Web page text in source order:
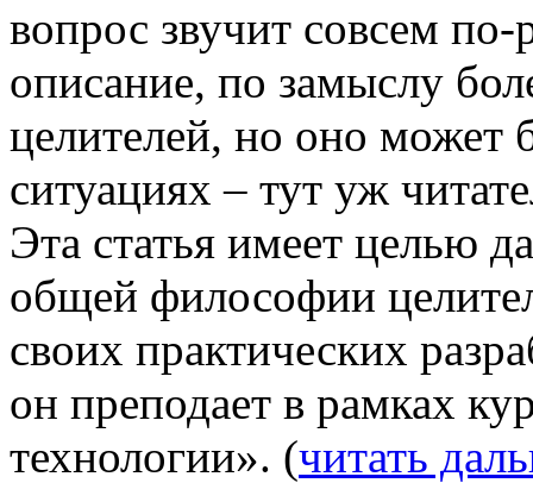
вопрос звучит совсем
описание, по замыслу
целителей, но оно может
ситуациях – тут уж
Эта статья имеет целью
общей философии
своих практических
он преподает в рамках
технологии». (читать